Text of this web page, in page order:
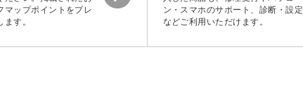
マップポイントをプレ
す。
ン・スマホのサポート、診断・設定
などご利用いただけます。